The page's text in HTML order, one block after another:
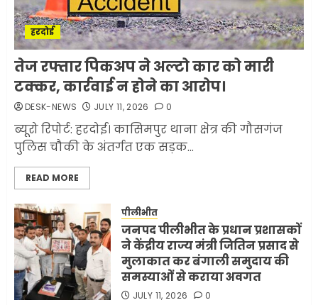
1 JULY 11, 2026
मलबों से ईरान ने सुरक्षित बरामद
कर ली करीब 1000 से ज्यादा
मिसाइलें
JUNE 1, 2026
3
व्यवहार क्यों?
JUNE 1, 2026 0
अमेरिका ने फिर से ईरान को युद्ध
समाप्त करने के लिए भेजी अपनी 5
हरदोई
तेज रफ्तार पिकअप ने अल्टो कार को मारी
टक्कर, कार्रवाई न होने का आरोप।
DESK-NEWS JULY 11, 2026 0
ब्यूरो रिपोर्ट: हरदोई। कासिमपुर थाना क्षेत्र की गौसगंज
पुलिस चौकी के अंतर्गत एक सड़क...
READ MORE
पीलीभीत
जनपद पीलीभीत के प्रधान प्रशासकों
ने केंद्रीय राज्य मंत्री जितिन प्रसाद से
मुलाकात कर बंगाली समुदाय की
समस्याओं से कराया अवगत
JULY 11, 2026 0